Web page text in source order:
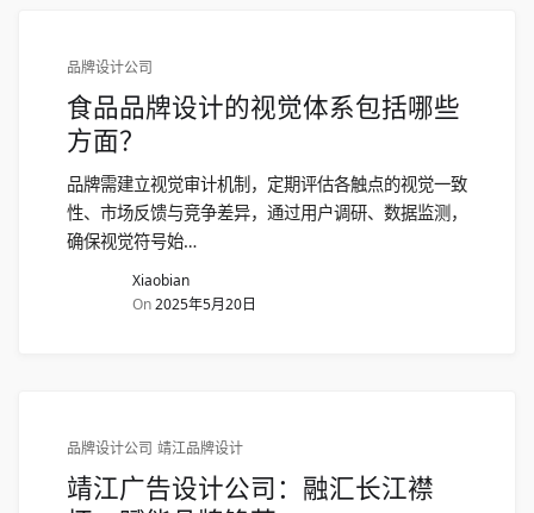
品牌设计公司
食品品牌设计的视觉体系包括哪些
方面？
品牌需建立视觉审计机制，定期评估各触点的视觉一致
性、市场反馈与竞争差异，通过用户调研、数据监测，
确保视觉符号始…
Xiaobian
On2025年5月20日
品牌设计公司 靖江品牌设计
靖江广告设计公司：融汇长江襟